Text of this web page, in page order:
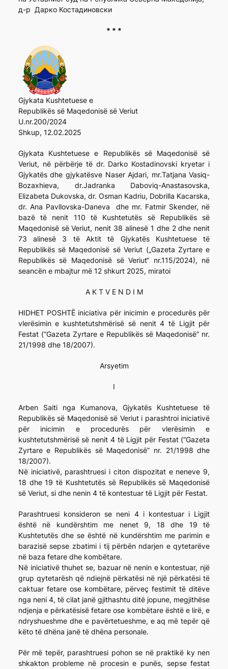
д-р Дарко Костадиновски
* * *
Gjykata Kushtetuese e
Republikës së Maqedonisë së Veriut
U.nr.200/2024
Shkup, 12.02.2025
Gjykata Kushtetuese e Republikës së Maqedonisë së
Veriut, në përbërje të dr. Darko Kostadinovski kryetar i
Gjykatës dhe gjykatësve Naser Ajdari, mr.Tatjana Vasiq-
Bozaxhieva, dr.Jadranka Daboviq-Anastasovska,
Elizabeta Dukovska, dr. Osman Kadriu, Dobrilla Kacarska,
dr. Ana Pavllovska-Daneva dhe mr. Fatmir Skender, në
bazë të nenit 110 të Kushtetutës së Republikës së
Maqedonisë së Veriut, nenit 38 alinesë 1 dhe 2 dhe nenit
73 alinesë 3 të Aktit të Gjykatës Kushtetuese të
Republikës së Maqedonisë së Veriut („Gazeta Zyrtare e
Republikës së Maqedonisë së Veriut“ nr.115/2024), në
seancën e mbajtur më 12 shkurt 2025, miratoi
A K T V E N D I M
HIDHET POSHTË iniciativa për inicimin e procedurës për
vlerësimin e kushtetutshmërisë së nenit 4 të Ligjit për
Festat (“Gazeta Zyrtare e Republikës së Maqedonisë” nr.
21/1998 dhe 18/2007).
Arsyetim
I
Arben Saiti nga Kumanova, Gjykatës Kushtetuese të
Republikës së Maqedonisë së Veriut i parashtroi iniciativë
për inicimin e procedurës për vlerësimin e
kushtetutshmërisë së nenit 4 të Ligjit për Festat (“Gazeta
Zyrtare e Republikës së Maqedonisë” nr. 21/1998 dhe
18/2007).
Në iniciativë, parashtruesi i citon dispozitat e neneve 9,
18 dhe 19 të Kushtetutës së Republikës së Maqedonisë
së Veriut, si dhe nenin 4 të kontestuar të Ligjit për Festat.
Parashtruesi konsideron se neni 4 i kontestuar i Ligjit
është në kundërshtim me nenet 9, 18 dhe 19 të
Kushtetutës dhe se është në kundërshtim me parimin e
barazisë sepse zbatimi i tij përbën ndarjen e qytetarëve
në baza fetare dhe kombëtare.
Në iniciativë thuhet se, bazuar në nenin e kontestuar, një
grup qytetarësh që ndiejnë përkatësi në një përkatësi të
caktuar fetare ose kombëtare, përveç festimit të ditëve
nga neni 4, të cilat janë gjithashtu ditë jopune, megjithëse
ndjenja e përkatësisë fetare ose kombëtare është e lirë, e
ndryshueshme dhe e pavërtetueshme, e aq më tepër që
këto të dhëna janë të dhëna personale.
Për më tepër, parashtruesi pohon se në praktikë ky nen
shkakton probleme në procesin e punës, sepse festat